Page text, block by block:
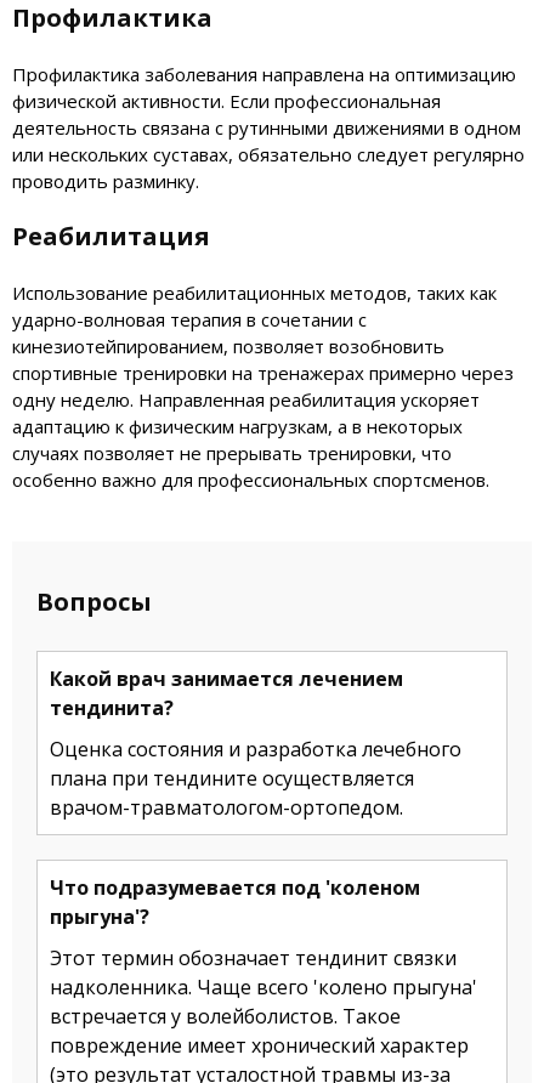
Профилактика
Профилактика заболевания направлена на оптимизацию
физической активности. Если профессиональная
деятельность связана с рутинными движениями в одном
или нескольких суставах, обязательно следует регулярно
проводить разминку.
Реабилитация
Использование реабилитационных методов, таких как
ударно-волновая терапия в сочетании с
кинезиотейпированием, позволяет возобновить
спортивные тренировки на тренажерах примерно через
одну неделю. Направленная реабилитация ускоряет
адаптацию к физическим нагрузкам, а в некоторых
случаях позволяет не прерывать тренировки, что
особенно важно для профессиональных спортсменов.
Вопросы
Какой врач занимается лечением
тендинита?
Оценка состояния и разработка лечебного
плана при тендините осуществляется
врачом-травматологом-ортопедом.
Что подразумевается под 'коленом
прыгуна'?
Этот термин обозначает тендинит связки
надколенника. Чаще всего 'колено прыгуна'
встречается у волейболистов. Такое
повреждение имеет хронический характер
(это результат усталостной травмы из-за